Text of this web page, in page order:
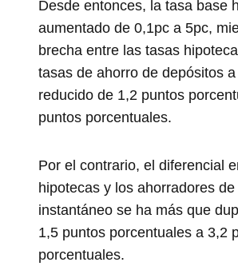
Desde entonces, la tasa base
aumentado de 0,1pc a 5pc,
brecha entre las tasas
tasas de ahorro de depósitos
reducido de 1,2 puntos
puntos porcentuales.
Por el contrario, el diferencial
hipotecas y los ahorradores
instantáneo se ha más que
1,5 puntos porcentuales a 3,2
porcentuales.